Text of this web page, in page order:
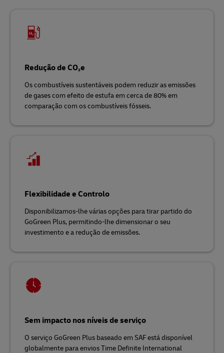
Redução de CO₂e
Os combustíveis sustentáveis podem reduzir as emissões
de gases com efeito de estufa em cerca de 80% em
comparação com os combustíveis fósseis.
Flexibilidade e Controlo
Disponibilizamos-lhe várias opções para tirar partido do
GoGreen Plus, permitindo-lhe dimensionar o seu
investimento e a redução de emissões.
Sem impacto nos níveis de serviço
O serviço GoGreen Plus baseado em SAF está disponível
globalmente para envios Time Definite International